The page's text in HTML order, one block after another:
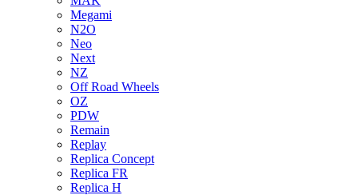
Megami
N2O
Neo
Next
NZ
Off Road Wheels
OZ
PDW
Remain
Replay
Replica Concept
Replica FR
Replica H